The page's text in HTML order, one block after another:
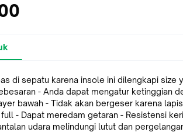
di sepatu karena insole ini dilengkapi size
- Anda dapat mengatur ketinggian
bawah - Tidak akan bergeser karena
- Dapat meredam getaran - Resistensi
udara melindungi lutut dan